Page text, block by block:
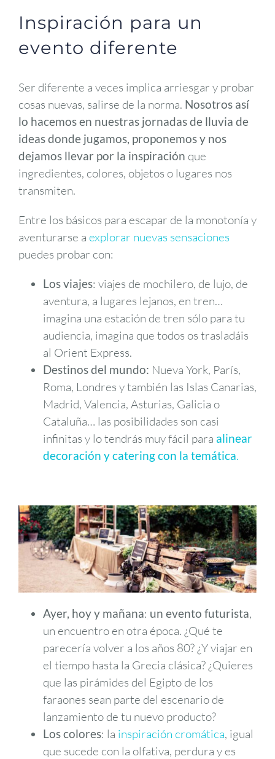
Inspiración para un
evento diferente
Ser diferente a veces implica arriesgar y probar
cosas nuevas, salirse de la norma. Nosotros así
lo hacemos en nuestras jornadas de lluvia de
ideas donde jugamos, proponemos y nos
dejamos llevar por la inspiración que
ingredientes, colores, objetos o lugares nos
transmiten.
Entre los básicos para escapar de la monotonía y
aventurarse a explorar nuevas sensaciones
puedes probar con:
Los viajes: viajes de mochilero, de lujo, de
aventura, a lugares lejanos, en tren…
imagina una estación de tren sólo para tu
audiencia, imagina que todos os trasladáis
al Orient Express.
Destinos del mundo: Nueva York, París,
Roma, Londres y también las Islas Canarias,
Madrid, Valencia, Asturias, Galicia o
Cataluña… las posibilidades son casi
infinitas y lo tendrás muy fácil para alinear
decoración y catering con la temática.
Ayer, hoy y mañana: un evento futurista,
un encuentro en otra época. ¿Qué te
parecería volver a los años 80? ¿Y viajar en
el tiempo hasta la Grecia clásica? ¿Quieres
que las pirámides del Egipto de los
faraones sean parte del escenario de
lanzamiento de tu nuevo producto?
Los colores: la inspiración cromática, igual
que sucede con la olfativa, perdura y es